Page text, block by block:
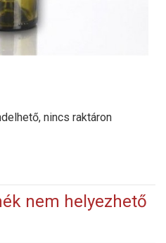
nincs raktáron
nem helyezhető